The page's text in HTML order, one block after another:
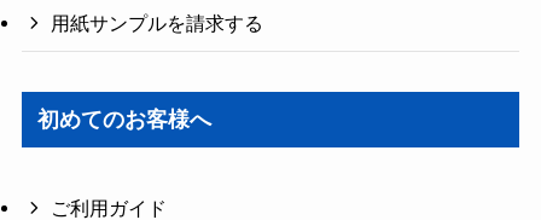
用紙サンプルを請求する
初めてのお客様へ
ご利用ガイド